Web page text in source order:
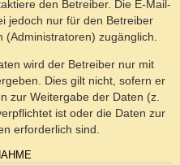
den Betreiber. Die E-Mail-
jedoch nur für den Betreiber
zugänglich.
wird der Betreiber nur mit
Dies gilt nicht, sofern er
zur Weitergabe der Daten (z.
ist oder die Daten zur
erforderlich sind.